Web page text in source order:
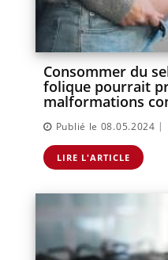
Consommer du
folique pourrait
malformations
Publié le 08.05.2024 |
LIRE L'ARTICLE